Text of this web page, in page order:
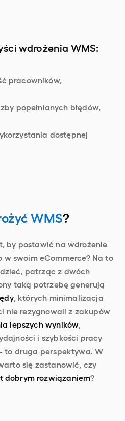
wdrożenia WMS:
pracowników,
popełnianych błędów,
dostępnej
WMS?
by postawić na wdrożenie
swoim eCommerce? Na to
patrząc z dwóch
taką potrzebę generują
, których minimalizacja
nie rezygnowali z zakupów
lepszych wyników,
i szybkości pracy
to druga perspektywa. W
się zastanowić, czy
dobrym rozwiązaniem?